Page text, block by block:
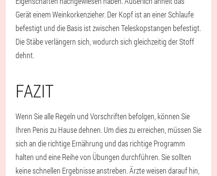
Gerät einem Weinkorkenzieher. Der Kopf ist an einer Schlaufe
befestigt und die Basis ist zwischen Teleskopstangen befestigt.
Die Stäbe verlängern sich, wodurch sich gleichzeitig der Stoff
dehnt.
FAZIT
Wenn Sie alle Regeln und Vorschriften befolgen, können Sie
Ihren Penis zu Hause dehnen. Um dies zu erreichen, müssen Sie
sich an die richtige Ernährung und das richtige Programm
halten und eine Reihe von Übungen durchführen. Sie sollten
keine schnellen Ergebnisse anstreben. Ärzte weisen darauf hin,